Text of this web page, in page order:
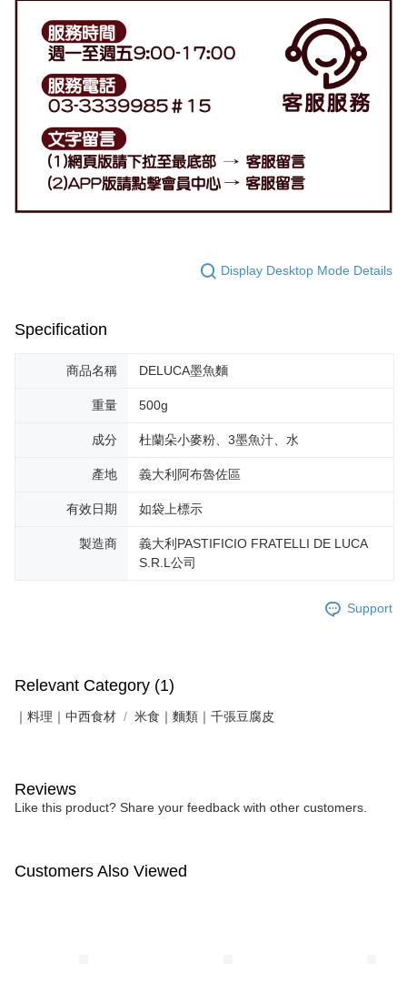
Display Desktop Mode Details
Specification
商品名稱 DELUCA墨魚麵
重量 500g
成分 杜蘭朵小麥粉、3墨魚汁、水
產地 義大利阿布魯佐區
有效日期 如袋上標示
製造商
義大利PASTIFICIO FRATELLI DE LUCA
S.R.L公司
Support
Relevant Category (1)
｜料理｜中西食材 米食｜麵類｜千張豆腐皮
Reviews
Like this product? Share your feedback with other customers.
Customers Also Viewed